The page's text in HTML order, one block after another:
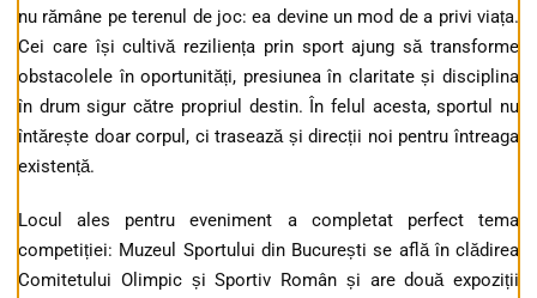
nu rămâne pe terenul de joc: ea devine un mod de a privi viața.
Cei care își cultivă reziliența prin sport ajung să transforme
obstacolele în oportunități, presiunea în claritate și disciplina
în drum sigur către propriul destin. În felul acesta, sportul nu
întărește doar corpul, ci trasează și direcții noi pentru întreaga
existență.
Locul ales pentru eveniment a completat perfect tema
competiției: Muzeul Sportului din București se află în clădirea
Comitetului Olimpic și Sportiv Român și are două expoziții